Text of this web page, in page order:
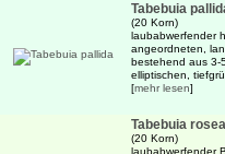
Tabebuia
(20 Korn)
laubabwerfender
angeordneten,
bestehend aus 3-
elliptischen,
[mehr lesen]
Tabebuia rosea
(20 Korn)
laubabwerfender